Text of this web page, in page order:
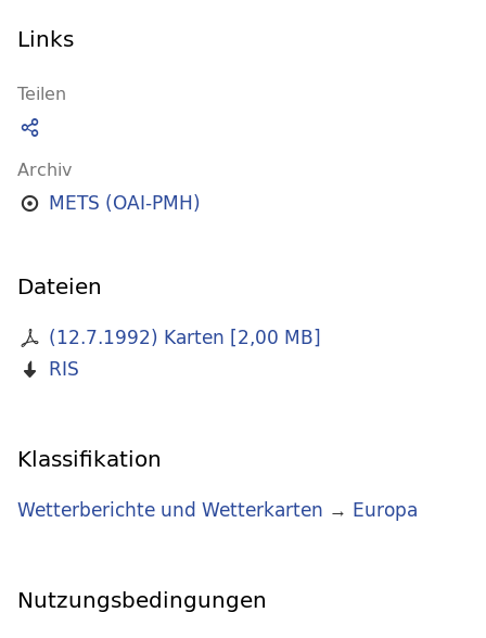
Links
Teilen
Archiv
METS (OAI-PMH)
Dateien
(12.7.1992) Karten [2,00 MB]
RIS
Klassifikation
Wetterberichte und Wetterkarten → Europa
Nutzungsbedingungen